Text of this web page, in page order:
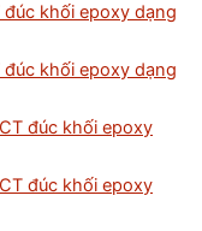
đúc khối epoxy dạng
đúc khối epoxy dạng
đúc khối epoxy
đúc khối epoxy